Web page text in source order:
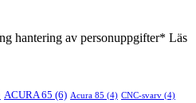
hantering av personuppgifter* Läs
ACURA 65 (6) Acura 85 (4) CNC-svarv (4)